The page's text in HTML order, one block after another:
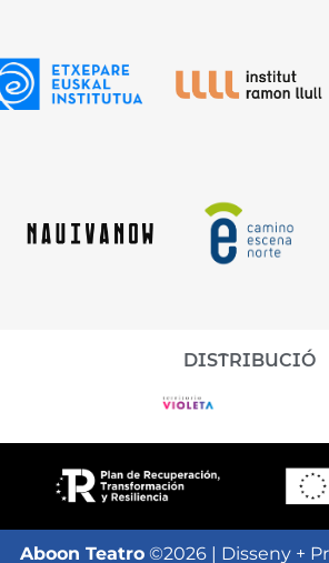
DISTRIBUCIÓ
Aboon Teatro©2026 | Disseny +